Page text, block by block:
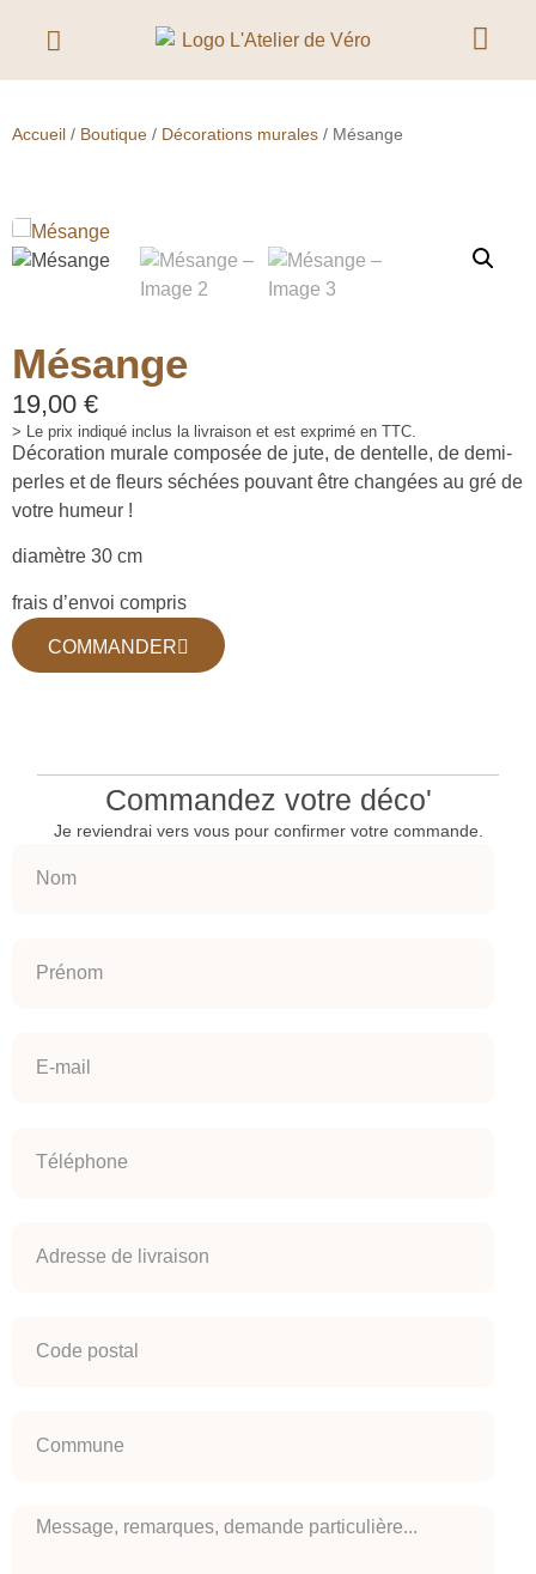
Accueil / Boutique / Décorations murales / Mésange
Mésange
19,00 €
> Le prix indiqué inclus la livraison et est exprimé en TTC.
Décoration murale composée de jute, de dentelle, de demi-
perles et de fleurs séchées pouvant être changées au gré de
votre humeur !
diamètre 30 cm
frais d’envoi compris
COMMANDER
Commandez votre déco'
Je reviendrai vers vous pour confirmer votre commande.